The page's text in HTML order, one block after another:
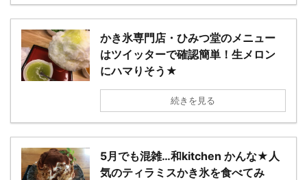
かき氷専門店・ひみつ堂のメニュー
はツイッターで確認簡単！生メロン
にハマりそう★
続きを見る
5月でも混雑…和kitchen かんな★人
気のティラミスかき氷を食べてみ